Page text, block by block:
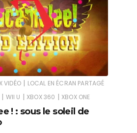
VIDÉO | LOCAL EN ÉCRAN PARTAGÉ
| WII U | XBOX 360 | XBOX ONE
! : sous le soleil de